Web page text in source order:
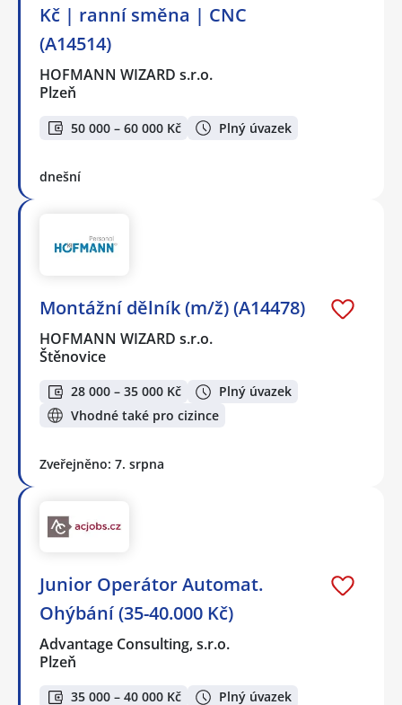
Kč | ranní směna | CNC
(A14514)
HOFMANN WIZARD s.r.o.
Plzeň
50 000 – 60 000 Kč Plný úvazek
dnešní
Montážní dělník (m/ž) (A14478)
HOFMANN WIZARD s.r.o.
Štěnovice
28 000 – 35 000 Kč
Plný úvazek
Vhodné také pro cizince
Zveřejněno: 7. srpna
Junior Operátor Automat.
Ohýbání (35-40.000 Kč)
Advantage Consulting, s.r.o.
Plzeň
35 000 – 40 000 Kč Plný úvazek